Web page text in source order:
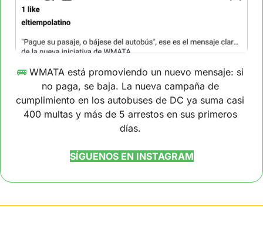
🚌 WMATA está promoviendo un nuevo mensaje: si
no paga, se baja. La nueva campaña de
cumplimiento en los autobuses de DC ya suma casi
400 multas y más de 5 arrestos en sus primeros
días.
SÍGUENOS EN INSTAGRAM